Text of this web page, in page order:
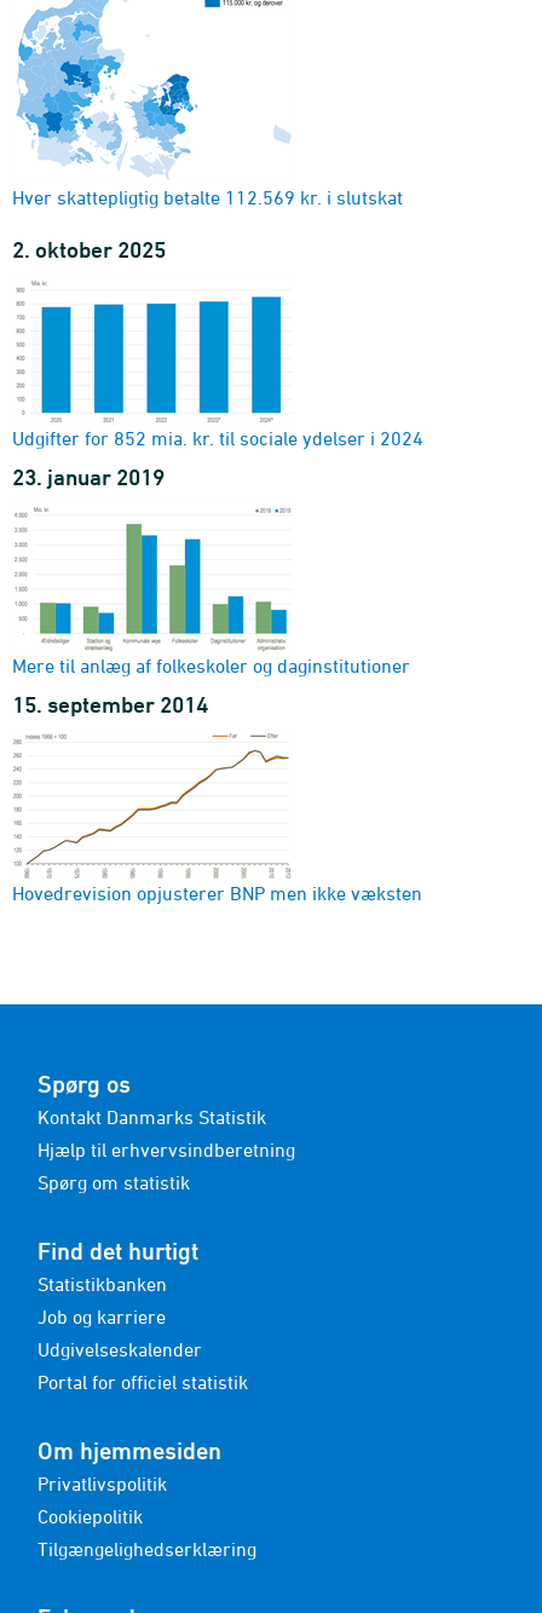
Hver skattepligtig betalte 112.569 kr. i slutskat
2. oktober 2025
Udgifter for 852 mia. kr. til sociale ydelser i 2024
23. januar 2019
Mere til anlæg af folkeskoler og daginstitutioner
15. september 2014
Hovedrevision opjusterer BNP men ikke væksten
Spørg os
Kontakt Danmarks Statistik
Hjælp til erhvervsindberetning
Spørg om statistik
Find det hurtigt
Statistikbanken
Job og karriere
Udgivelseskalender
Portal for officiel statistik
Om hjemmesiden
Privatlivspolitik
Cookiepolitik
Tilgængelighedserklæring